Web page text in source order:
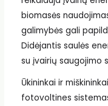
biomasės
galimybės gali
Didėjantis saulės
su įvairių saugojimo
Ūkininkai ir
fotovoltines